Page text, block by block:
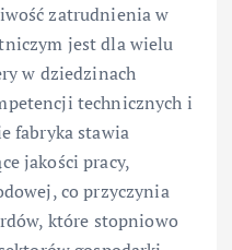
zatrudnienia w
jest dla wielu
w dziedzinach
technicznych i
fabryka stawia
jakości pracy,
co przyczynia
które stopniowo